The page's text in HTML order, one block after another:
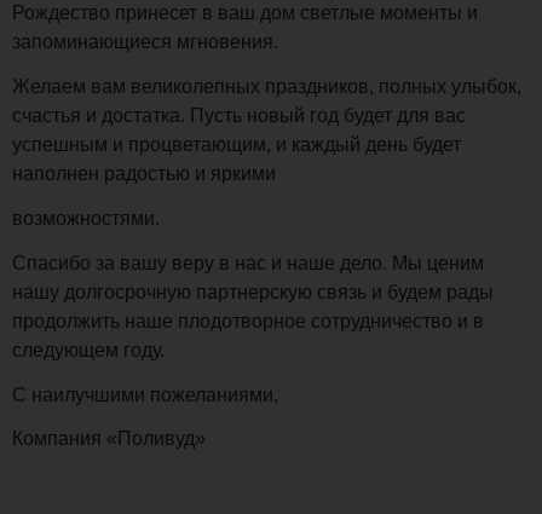
Рождество принесет в ваш дом светлые моменты и
запоминающиеся мгновения.
Желаем вам великолепных праздников, полных улыбок,
счастья и достатка. Пусть новый год будет для вас
успешным и процветающим, и каждый день будет
наполнен радостью и яркими
возможностями.
Спасибо за вашу веру в нас и наше дело. Мы ценим
нашу долгосрочную партнерскую связь и будем рады
продолжить наше плодотворное сотрудничество и в
следующем году.
С наилучшими пожеланиями,
Компания «Поливуд»